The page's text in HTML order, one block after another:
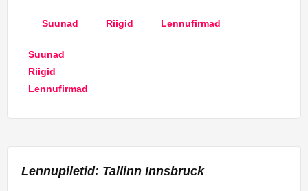
Suunad Riigid Lennufirmad
Suunad
Riigid
Lennufirmad
Lennupiletid: Tallinn Innsbruck